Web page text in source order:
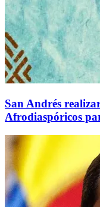
San Andrés
Afrodiaspóricos